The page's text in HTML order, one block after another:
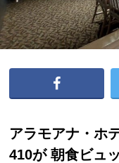
アラモアナ・ホ
410が 朝食ビュ